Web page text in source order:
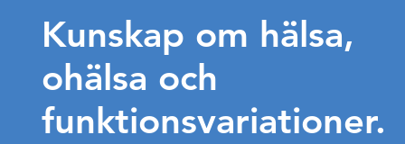
Kunskap om hälsa,
ohälsa och
funktionsvariationer.